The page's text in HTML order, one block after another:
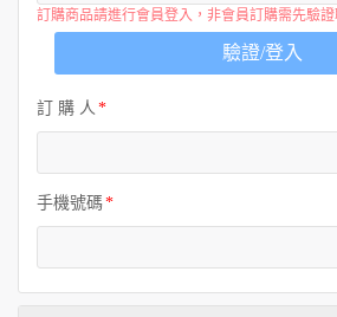
訂購商品請進行會員登入，非會員訂購需先驗證
驗證/登入
訂 購 人
手機號碼